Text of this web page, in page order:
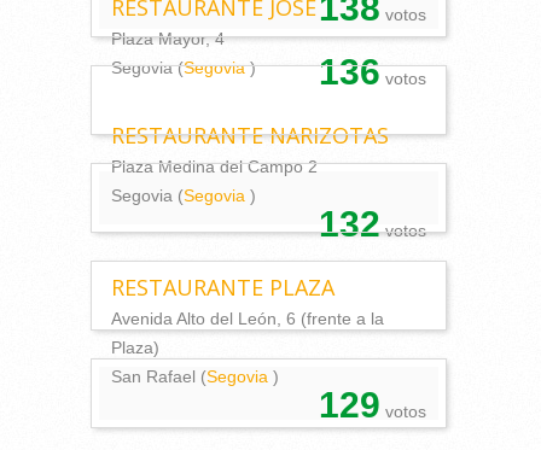
votos
RESTAURANTE JOSÉ
Plaza Mayor, 4
Segovia (Segovia ) 136 votos
RESTAURANTE NARIZOTAS
Plaza Medina del Campo 2
Segovia (Segovia )
132votos
RESTAURANTE PLAZA
Avenida Alto del León, 6 (frente a la
Plaza)
San Rafael (Segovia )
129 votos